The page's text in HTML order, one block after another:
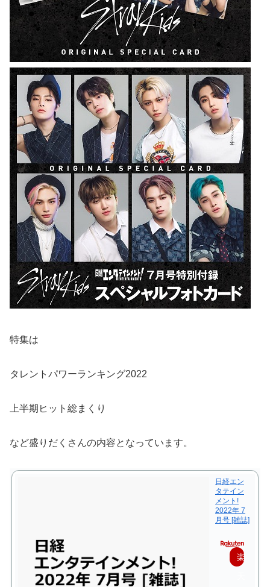
特集は
タレントパワーランキング2022
上半期ヒット総まくり
など盛りだくさんの内容となっています。
日経エン
タテイン
メント!
2022年 7
月号 [雑誌]
楽